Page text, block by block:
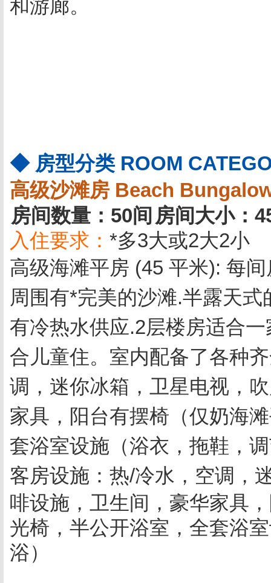
和游廊。
◆ 房型分类 ROOM
高级沙滩房 Beach
房间数量：50间 房间大小：
入住要求： *多3大或2大2小
高级海滩平房 (45 平米): 每
周围有*完美的沙滩.半露天
有冷热水供应.2层楼房适合
合儿童住。室内配备了各种
调，迷你冰箱，卫星电视，
家具，阳台有摆椅（仅奶海
套浴室设施（浴衣，拖鞋，
客房设施 ： 热/冷水，空调，
啡设施，卫生间，豪华家具
光椅，半公开浴室，全套浴
浴）